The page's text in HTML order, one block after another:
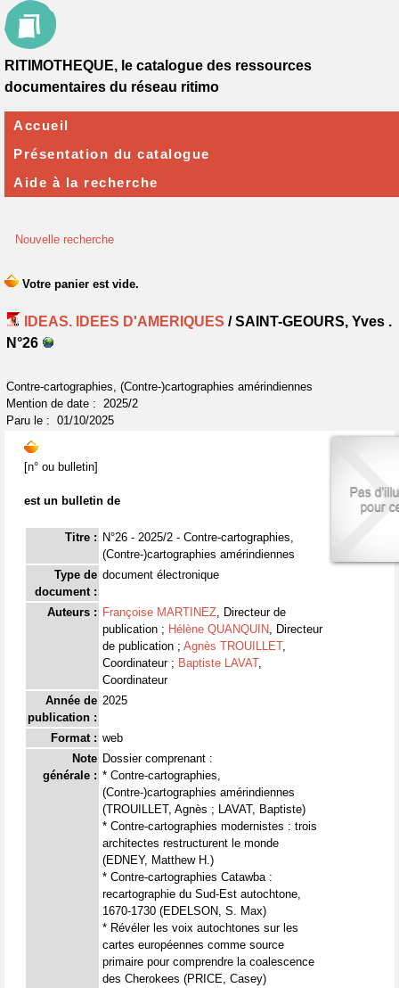
Nouvelle recherche
IDEAS. IDEES D'AMERIQUES / SAINT-GEOURS, Yves .
N°26
Contre-cartographies, (Contre-)cartographies amérindiennes
Mention de date : 2025/2
Paru le : 01/10/2025
[n° ou bulletin]
est un bulletin de
Titre : N°26 - 2025/2 - Contre-cartographies,
(Contre-)cartographies amérindiennes
Type de
document :
document électronique
Auteurs : Françoise MARTINEZ, Directeur de
publication ; Hélène QUANQUIN, Directeur
de publication ; Agnès TROUILLET,
Coordinateur ; Baptiste LAVAT,
Coordinateur
Année de
publication :
2025
Format : web
Note
générale :
Dossier comprenant :
* Contre-cartographies,
(Contre-)cartographies amérindiennes
(TROUILLET, Agnès ; LAVAT, Baptiste)
* Contre-cartographies modernistes : trois
architectes restructurent le monde
(EDNEY, Matthew H.)
* Contre-cartographies Catawba :
recartographie du Sud-Est autochtone,
1670-1730 (EDELSON, S. Max)
* Révéler les voix autochtones sur les
cartes européennes comme source
primaire pour comprendre la coalescence
des Cherokees (PRICE, Casey)
RITIMOTHEQUE, le catalogue des ressources
documentaires du réseau ritimo
Accueil
Présentation du catalogue
Aide à la recherche